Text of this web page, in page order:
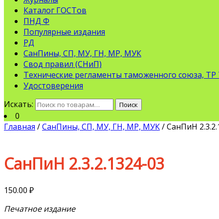
Каталог ГОСТов
ПНД Ф
Популярные издания
РД
СанПины, СП, МУ, ГН, МР, МУК
Свод правил (СНиП)
Технические регламенты таможенного союза, ТР
Удостоверения
Искать:
Поиск
0
Главная /СанПины, СП, МУ, ГН, МР, МУК/ СанПиН
СанПиН 2.3.2.1324-03
150.00 ₽
Печатное издание